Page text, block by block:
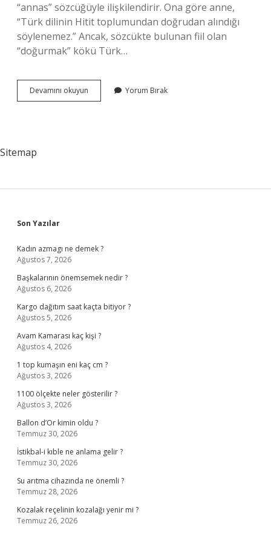
“annas” sözcüğüyle ilişkilendirir. Ona göre anne,
“Türk dilinin Hitit toplumundan doğrudan alındığı
söylenemez.” Ancak, sözcükte bulunan fiil olan
“doğurmak” kökü Türk…
Devamını okuyun
Kelime
Yorum Bırak
Sitemap
Sidebar
Son Yazılar
Kadın azmagı ne demek ?
Ağustos 7, 2026
Başkalarının önemsemek nedir ?
Ağustos 6, 2026
Kargo dağıtım saat kaçta bitiyor ?
Ağustos 5, 2026
Avam Kamarası kaç kişi ?
Ağustos 4, 2026
1 top kumaşın eni kaç cm ?
Ağustos 3, 2026
1100 ölçekte neler gösterilir ?
Ağustos 3, 2026
Ballon d’Or kimin oldu ?
Temmuz 30, 2026
İstikbal-i kıble ne anlama gelir ?
Temmuz 30, 2026
Su arıtma cihazında ne önemli ?
Temmuz 28, 2026
Kozalak reçelinin kozalağı yenir mi ?
Temmuz 26, 2026